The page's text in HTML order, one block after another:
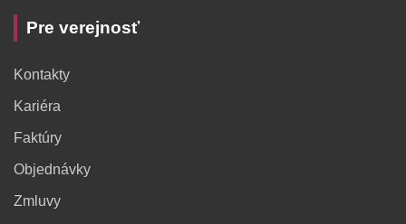
Pre verejnosť
Kontakty
Kariéra
Faktúry
Objednávky
Zmluvy